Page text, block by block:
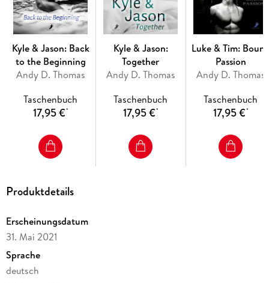
Kyle & Jason: Back
to the Beginning
Andy D. Thomas
Taschenbuch
17,95 €*
Kyle & Jason:
Together
Andy D. Thomas
Taschenbuch
17,95 €*
Luke & Tim:
Passion
Andy D. Thomas
Taschenbuch
17,95 €*
Produktdetails
Erscheinungsdatum
31. Mai 2021
Sprache
deutsch